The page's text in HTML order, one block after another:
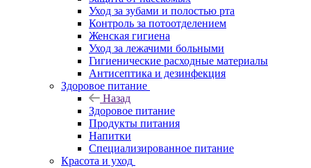
Уход за зубами и полостью рта
Контроль за потоотделением
Женская гигиена
Уход за лежачими больными
Гигиенические расходные материалы
Антисептика и дезинфекция
Здоровое питание
Назад
Здоровое питание
Продукты питания
Напитки
Специализированное питание
Красота и уход